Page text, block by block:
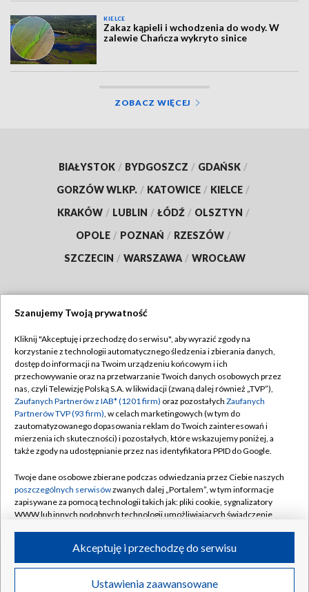
KIELCE
Zakaz kąpieli i wchodzenia do wody. W
zalewie Chańcza wykryto sinice
ZOBACZ WIĘCEJ
BIAŁYSTOK / BYDGOSZCZ / GDAŃSK /
GORZÓW WLKP. / KATOWICE / KIELCE /
KRAKÓW / LUBLIN / ŁÓDŹ / OLSZTYN /
OPOLE / POZNAŃ / RZESZÓW /
SZCZECIN / WARSZAWA / WROCŁAW
TVP
Abonament TVP
Emisja w TVP
Centrum informacji TVP
Naziemna Telewizja Cyfrowa
Rada Programowa
System NOS
Informacje o nadawcy
Program dla prasy
Regulamin TVP
Polityka prywatności
Moje zgody
Pomoc
Kontakt
Kanały
©2026 Telewizja Polska S.A. w likwidacji
Szanujemy Twoją prywatność
Kliknij "Akceptuję i przechodzę do serwisu", aby wyrazić zgody na
korzystanie z technologii automatycznego śledzenia i zbierania danych,
dostęp do informacji na Twoim urządzeniu końcowym i ich
przechowywanie oraz na przetwarzanie Twoich danych osobowych przez
nas, czyli Telewizję Polską S.A. w likwidacji (zwaną dalej również „TVP”),
Zaufanych Partnerów z IAB* (1201 firm) oraz pozostałych Zaufanych
Partnerów TVP (93 firm), w celach marketingowych (w tym do
zautomatyzowanego dopasowania reklam do Twoich zainteresowań i
mierzenia ich skuteczności) i pozostałych, które wskazujemy poniżej, a
także zgody na udostępnianie przez nas identyfikatora PPID do Google.
Twoje dane osobowe zbierane podczas odwiedzania przez Ciebie naszych
poszczególnych serwisówzwanych dalej „Portalem”, w tym informacje
zapisywane za pomocą technologii takich jak: pliki cookie, sygnalizatory
WWW lub innych podobnych technologii umożliwiających świadczenie
ruchu w Internecie.
Twoje dane osobowe zbierane podczas odwiedzania przez Ciebie
Ustawienia zaawansowane
Akceptuję i przechodzę do serwisu